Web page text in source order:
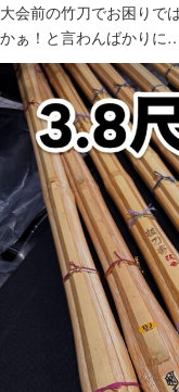
大会前の竹刀でお困りで
かぁ！と言わんばかり